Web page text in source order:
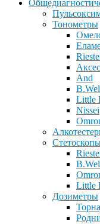
Тонометры
And
Little
Nissei
Little
Дозиметры